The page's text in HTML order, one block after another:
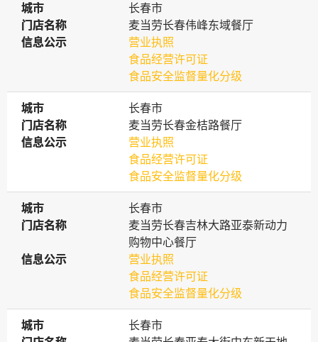
城市
城市
长春市
门店名称
门店名称
麦当劳长春伟峰东域餐厅
信息公示
信息公示
营业执照
食品经营许可证
食品安全监督量化分级
城市
城市
长春市
门店名称
门店名称
麦当劳长春金桔路餐厅
信息公示
信息公示
营业执照
食品经营许可证
食品安全监督量化分级
城市
城市
长春市
门店名称
门店名称
麦当劳长春吉林大路亚泰新动力
购物中心餐厅
信息公示
信息公示
营业执照
食品经营许可证
食品安全监督量化分级
城市
城市
长春市